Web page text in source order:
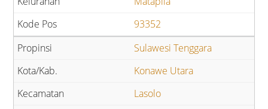
93352
Sulawesi Tenggara
Konawe Utara
Lasolo